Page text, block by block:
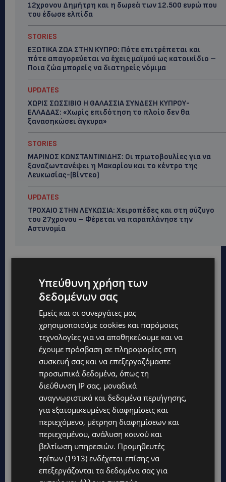
12χρονου Δημήτρη και η δωρεά των 12.500 ευρώ που
του έδωσε ελπίδα
STORIES
ΕΞΩΤΙΚΑ ΖΩΑ ΣΤΗΝ ΚΥΠΡΟ: Πότε επιτρέπεται και
πότε απαγορεύεται να έχεις μαϊμού ως κατοικίδιο –
Ποια ζώα μπορείς να διατηρείς νόμιμα
UPDATES
ΧΩΡΙΣ ΣΩΣΣΙΒΙΟ Η ΘΑΛΑΣΣΙΑ ΣΥΝΔΕΣΗ ΚΥΠΡΟΥ-
ΕΛΛΑΔΑΣ: «Χωρίς επιδότηση το πλοίο δεν θα
ξανασηκώσει άγκυρα»
STORIES
ΜΑΡΙΝΟΣ ΚΩΝΣΤΑΝΤΙΝΙΔΗΣ: Οι πρωτοβουλίες για να
ξαναζωντανέψει η Μακαρίου και το κέντρο της
Λευκωσίας-(Βίντεο)
UPDATES
ΤΡΟΧΑΙΟ ΣΤΗΝ ΛΕΥΚΩΣΙΑ: Χειροπέδες και στη σύζυγο
του 27χρονου – Φέρεται να παραπλάνησε την
Αστυνομία
Topics
UPDATES
ΤΑΣΟΣ ΧΑΤΖΗΓΙΟΒΑΝΗΣ: Η συγκλονιστική ιστορία του
12χρονου Δημήτρη και η δωρεά των 12.500 ευρώ που του
έδωσε ελπίδα
Υπεύθυνη χρήση των
δεδομένων σας
Εμείς και οι συνεργάτες μας
χρησιμοποιούμε cookies και παρόμοιες
τεχνολογίες για να αποθηκεύουμε και να
έχουμε πρόσβαση σε πληροφορίες στη
συσκευή σας και να επεξεργαζόμαστε
προσωπικά δεδομένα, όπως τη
διεύθυνση IP σας, μοναδικά
αναγνωριστικά και δεδομένα περιήγησης,
για εξατομικευμένες διαφημίσεις και
περιεχόμενο, μέτρηση διαφημίσεων και
περιεχομένου, ανάλυση κοινού και
βελτίωση υπηρεσιών. Προμηθευτές
τρίτων (1913) ενδέχεται επίσης να
επεξεργάζονται τα δεδομένα σας για